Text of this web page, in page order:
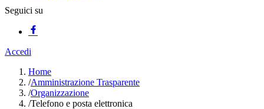
Seguici su
Accedi
Home
/Amministrazione Trasparente
/Organizzazione
/Telefono e posta elettronica